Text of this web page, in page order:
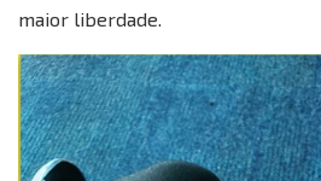
maior liberdade.